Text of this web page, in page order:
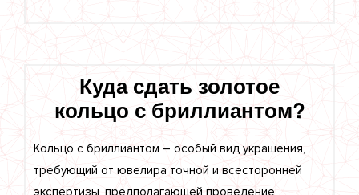
Куда сдать золотое
кольцо с бриллиантом?
Кольцо с бриллиантом – особый вид украшения,
требующий от ювелира точной и всесторонней
экспертизы, предполагающей проведение